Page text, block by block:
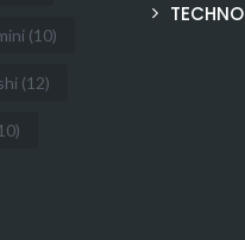
(10)
(12)
TECHNO